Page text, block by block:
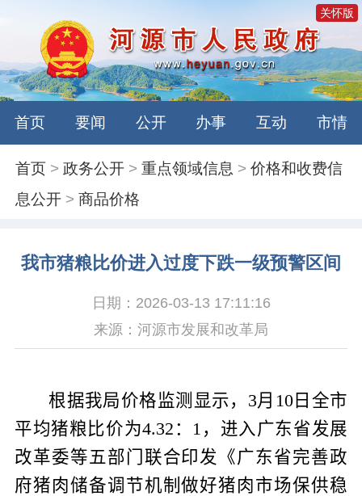
关怀版
首页 要闻 公开 办事 互动 市情
首页 >政务公开 >重点领域信息 >价格和收费信
息公开 >商品价格
我市猪粮比价进入过度下跌一级预警区间
日期：2026-03-13 17:11:16
来源：河源市发展和改革局
根据我局价格监测显示， 3月 10日全市
平均猪粮比价为4.32 ： 1 ，进入广东省发展
改革委等五部门联合印发《广东省完善政
府猪肉储备调节机制做好猪肉市场保供稳